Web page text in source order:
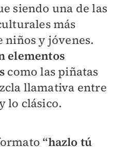
siendo una de las
más
niños y jóvenes.
elementos
como las piñatas
llamativa entre
lo clásico.
“hazlo tú